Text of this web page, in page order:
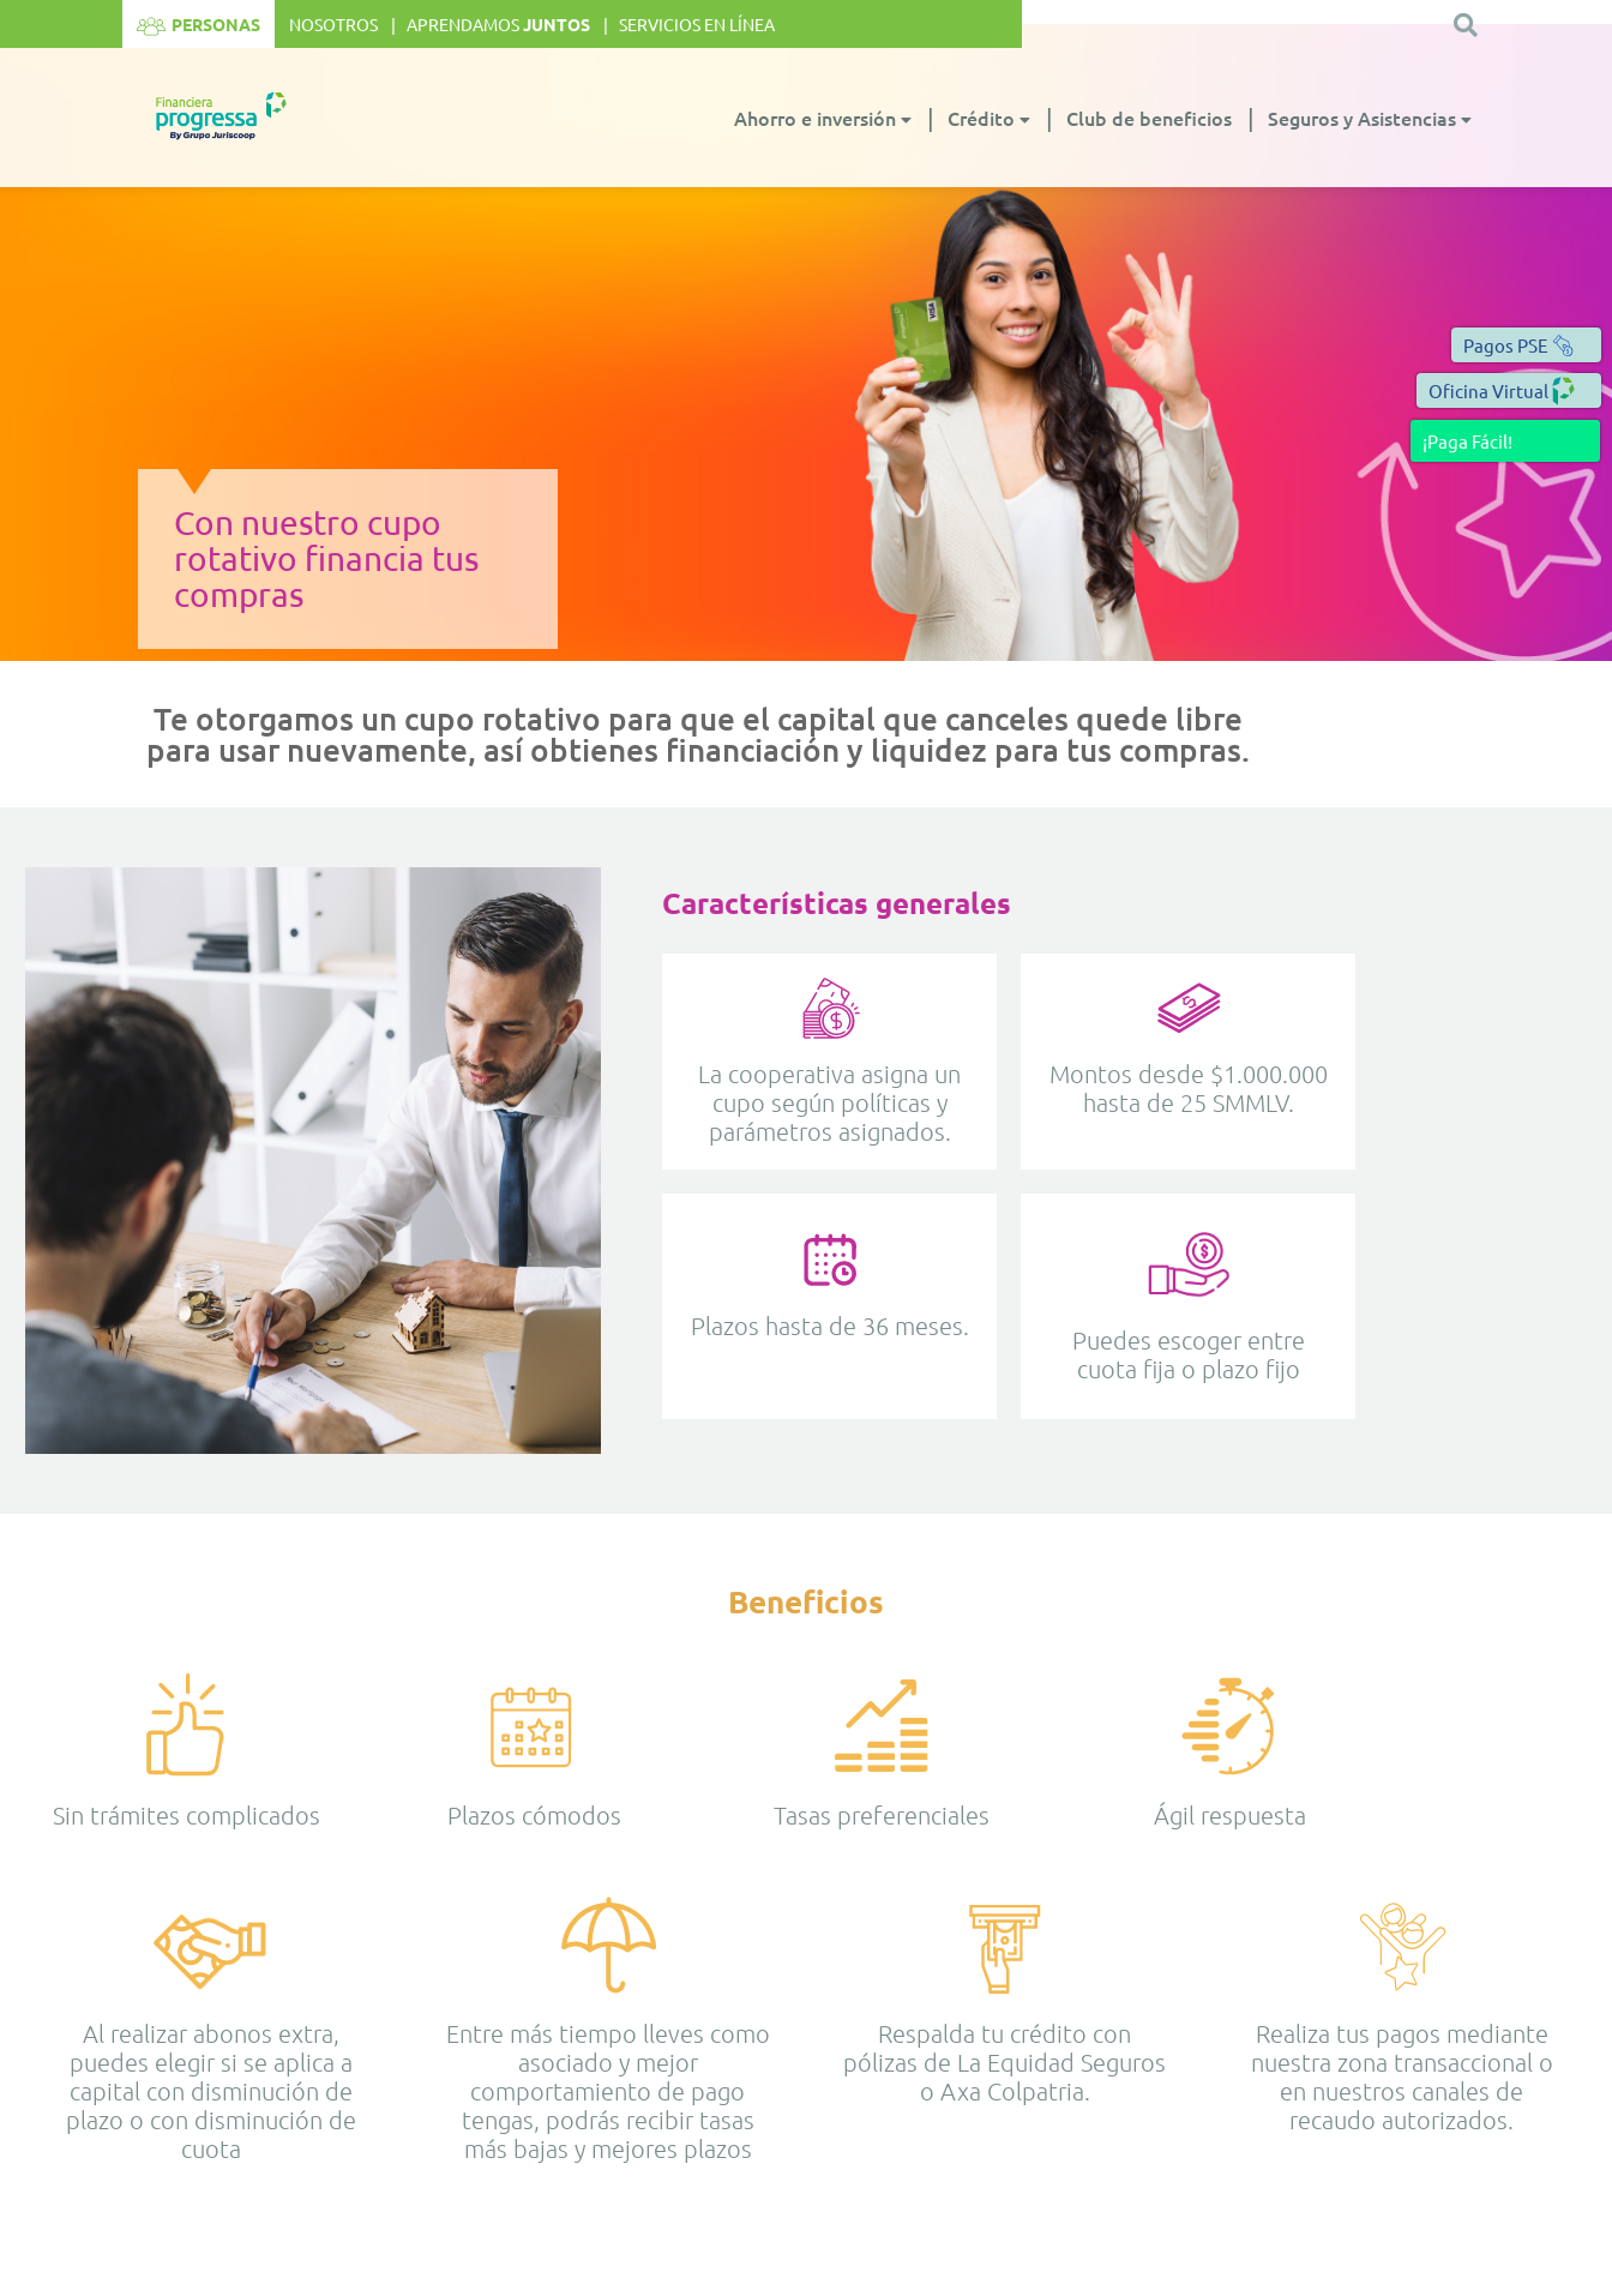
PERSONAS NOSOTROS APRENDAMOSJUNTOS SERVICIOS EN LÍNEA
Ahorro e inversión Crédito Club de beneficios Seguros y Asistencias
Con nuestro cupo
rotativo financia tus
compras
Te otorgamos un cupo rotativo para que el capital que canceles quede libre
para usar nuevamente, así obtienes financiación y liquidez para tus compras.
Características generales
La cooperativa asigna un
cupo según políticas y
parámetros asignados.
Montos desde $1.000.000
hasta de 25 SMMLV.
Plazos hasta de 36 meses.
Puedes escoger entre
cuota fija o plazo fijo
Beneficios
Sin trámites complicados Plazos cómodos Tasas preferenciales Ágil respuesta
Al realizar abonos extra,
puedes elegir si se aplica a
capital con disminución de
plazo o con disminución de
cuota
Entre más tiempo lleves como
asociado y mejor
comportamiento de pago
tengas, podrás recibir tasas
más bajas y mejores plazos
Respalda tu crédito con
pólizas de La Equidad Seguros
o Axa Colpatria.
Realiza tus pagos mediante
nuestra zona transaccional o
en nuestros canales de
recaudo autorizados.
¡Paga Fácil!
Oficina Virtual
Pagos PSE